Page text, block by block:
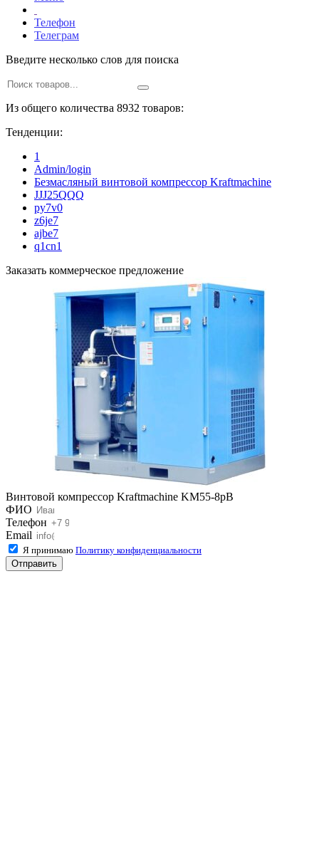
Телефон
Телеграм
Введите несколько слов для поиска
Из общего количества 8932 товаров:
Тенденции:
1
Admin/login
Безмасляный винтовой компрессор Kraftmaсhine
JJJ25QQQ
py7v0
z6je7
ajbe7
q1cn1
Заказать коммерческое предложение
Винтовой компрессор Kraftmaсhine KM55-8рВ
ФИО
Телефон
Email
Я принимаю Политику конфиденциальности
Отправить